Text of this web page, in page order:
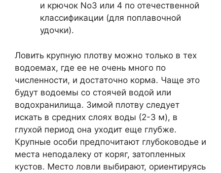
и крючок No3 или 4 по отечественной
классификации (для поплавочной
удочки).
Ловить крупную плотву можно только в тех
водоемах, где ее не очень много по
численности, и достаточно корма. Чаще это
будут водоемы со стоячей водой или
водохранилища. Зимой плотву следует
искать в средних слоях воды (2-3 м), в
глухой период она уходит еще глубже.
Крупные особи предпочитают глубоководье и
места неподалеку от коряг, затопленных
кустов. Место ловли выбирают, ориентируясь